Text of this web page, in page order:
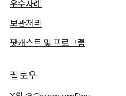
우수사례
보관처리
팟캐스트 및 프로그램
팔로우